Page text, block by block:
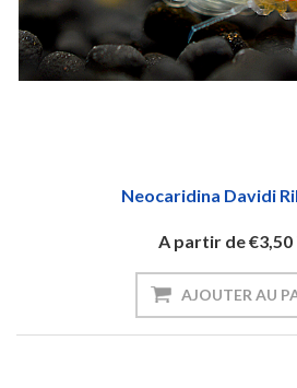
Neocaridina Davidi
A partir de €3,50
AJOUTER AU